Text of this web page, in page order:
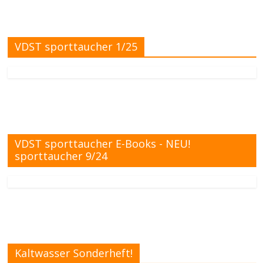
VDST sporttaucher 1/25
VDST sporttaucher E-Books - NEU!
sporttaucher 9/24
Kaltwasser Sonderheft!